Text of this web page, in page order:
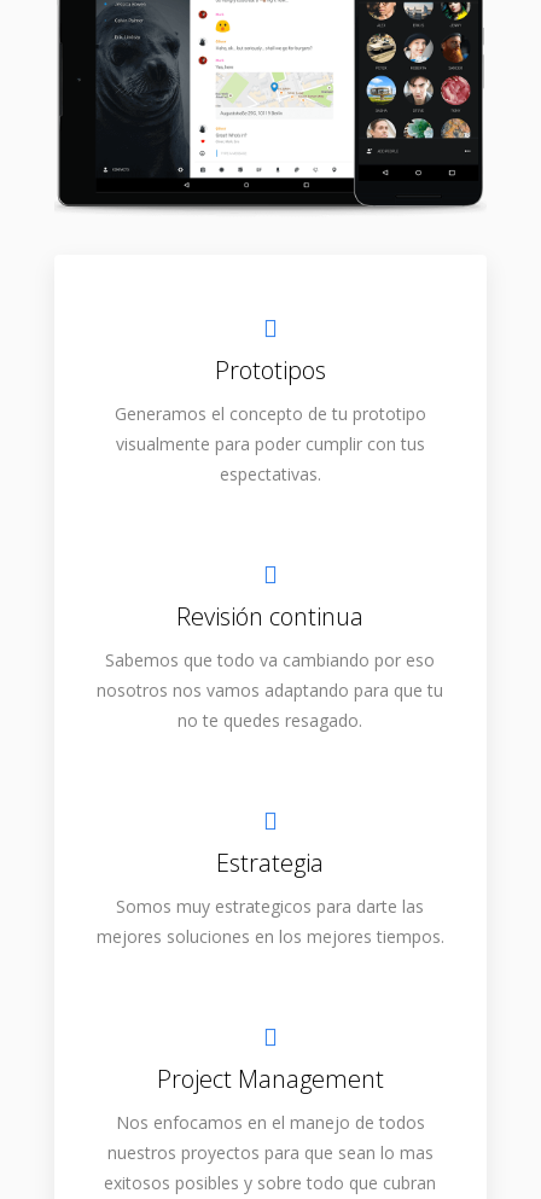
Prototipos
Generamos el concepto de tu prototipo
visualmente para poder cumplir con tus
espectativas.
Revisión continua
Sabemos que todo va cambiando por eso
nosotros nos vamos adaptando para que tu
no te quedes resagado.
Estrategia
Somos muy estrategicos para darte las
mejores soluciones en los mejores tiempos.
Project Management
Nos enfocamos en el manejo de todos
nuestros proyectos para que sean lo mas
exitosos posibles y sobre todo que cubran